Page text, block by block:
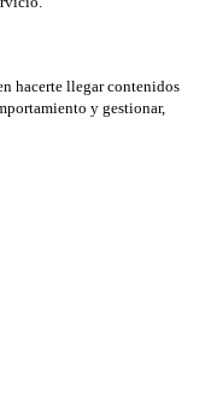
hacerte llegar contenidos
y gestionar,